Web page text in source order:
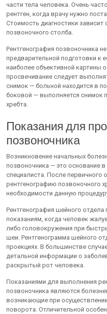
части тела человека. Очень
рентген, когда врачу нужно
Стоимость диагностики зависит
позвоночного столба.
Рентгенография позвоночника
предварительной подготовки к
наиболее объективной картины
просвечивание следует
снимок — больной находится в
боковой — выполняется снимок
хребта.
Показания для
позвоночника
Возникновение начальных
позвоночника — это основание
специалиста. После первичного
рентгенографию позвоночного
необходимости данную
Рентгенография шейного
показаниям, когда человек
либо головокружения при
шеи. Рентгенограмма шейного
проекциях. В большинстве
детальной информации о
раскрытый рот человека.
Показаниями для выполнения
позвоночника являются
возникающие при
поворота. Отличительной